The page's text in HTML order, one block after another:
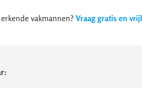
vakmannen? Vraag gratis en